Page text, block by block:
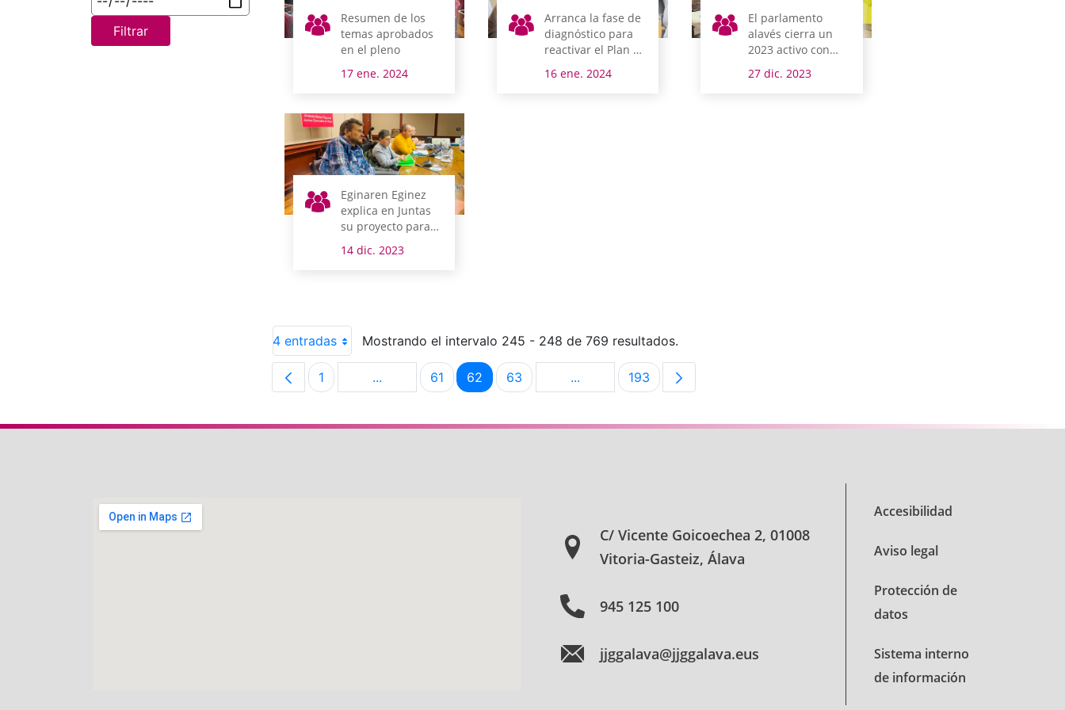
Filtrar
Resumen de los
temas aprobados
en el pleno
17 ene. 2024
Arranca la fase de
diagnóstico para
reactivar el Plan de
Uso del Euskera
16 ene. 2024
El parlamento
alavés cierra un
2023 activo con
asuntos
27 dic. 2023
Eginaren Eginez
explica en Juntas
su proyecto para
14 dic. 2023
4 entradas Mostrando el intervalo 245 - 248 de 769 resultados.
Página
1 ...Páginas intermedias Use TAB para desplazarse.
Página
61 Página
62 Página
63 ...Páginas intermedias Use TAB para desplazarse.
Página
193
C/ Vicente Goicoechea 2, 01008
Vitoria-Gasteiz, Álava
945 125 100
jjggalava@jjggalava.eus
Accesibilidad
Aviso legal
Protección de
datos
Sistema interno
de información